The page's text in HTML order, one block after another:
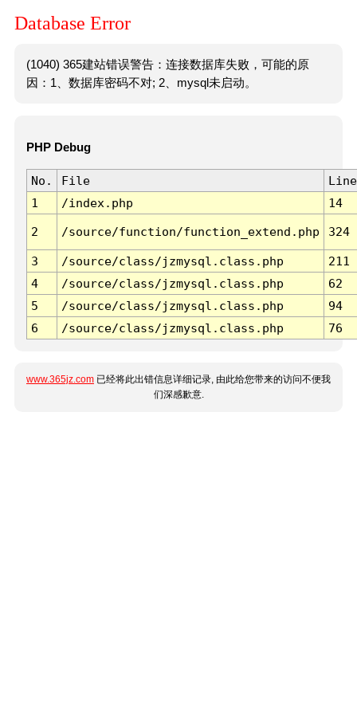
Database Error
(1040) 365建站错误警告：连接数据库失败，可能的原
因：1、数据库密码不对; 2、mysql未启动。
PHP Debug
No. File
Line
1
/index.php 14
2 /source/function/function_extend.php 324
3 /source/class/jzmysql.class.php
211
4
/source/class/jzmysql.class.php
62
5
/source/class/jzmysql.class.php
94
6
/source/class/jzmysql.class.php 76
www.365jz.com 已经将此出错信息详细记录, 由此给您带来的访问不便我
们深感歉意.